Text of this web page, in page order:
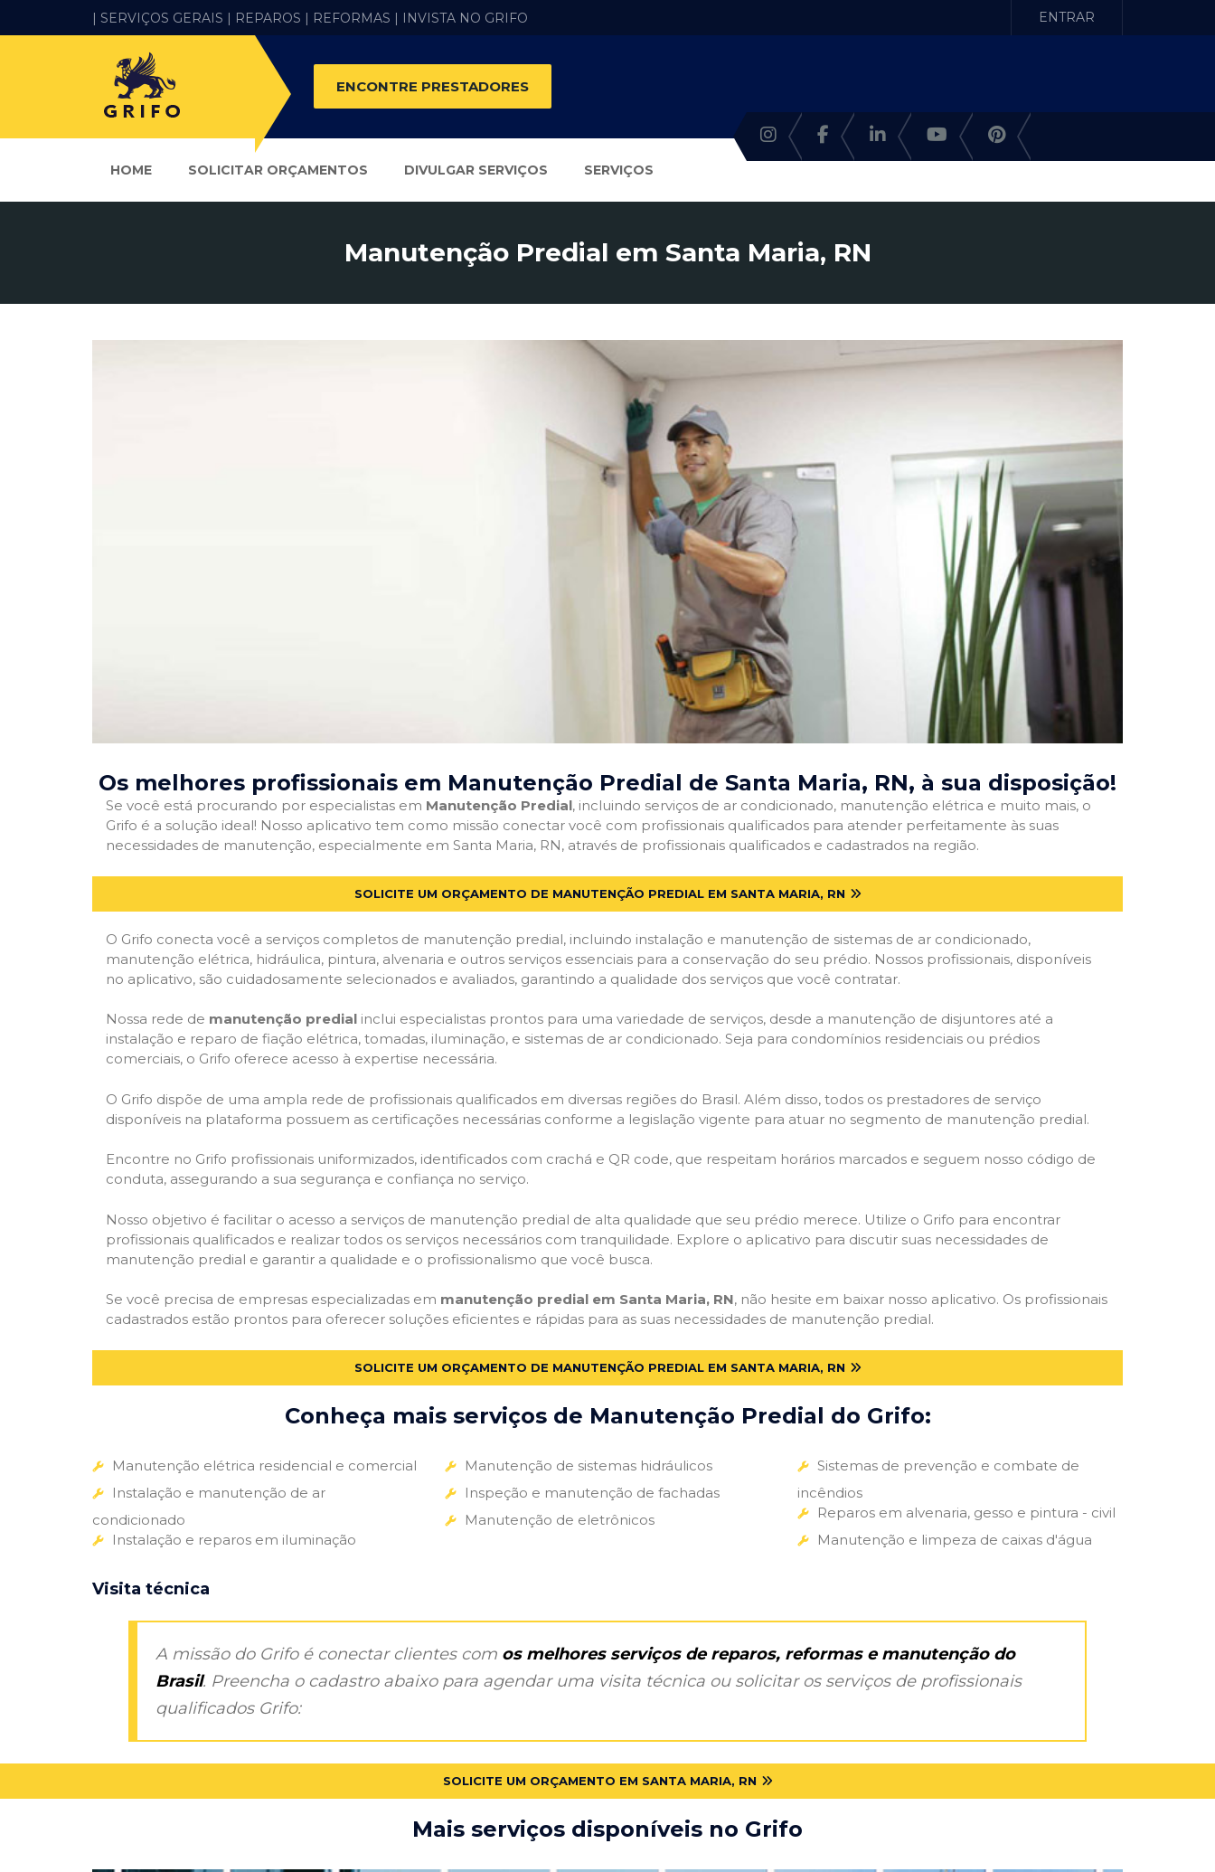
| SERVIÇOS GERAIS | REPAROS | REFORMAS | INVISTA NO GRIFO ENTRAR
ENCONTRE PRESTADORES
HOME SOLICITAR ORÇAMENTOS DIVULGAR SERVIÇOS SERVIÇOS
Manutenção Predial em Santa Maria, RN
Os melhores profissionais em Manutenção Predial de Santa Maria, RN, à sua disposição!
Se você está procurando por especialistas em Manutenção Predial, incluindo serviços de ar condicionado, manutenção elétrica e muito mais, o
Grifo é a solução ideal! Nosso aplicativo tem como missão conectar você com profissionais qualificados para atender perfeitamente às suas
necessidades de manutenção, especialmente em Santa Maria, RN, através de profissionais qualificados e cadastrados na região.
SOLICITE UM ORÇAMENTO DE MANUTENÇÃO PREDIAL EM SANTA MARIA, RN
O Grifo conecta você a serviços completos de manutenção predial, incluindo instalação e manutenção de sistemas de ar condicionado,
manutenção elétrica, hidráulica, pintura, alvenaria e outros serviços essenciais para a conservação do seu prédio. Nossos profissionais, disponíveis
no aplicativo, são cuidadosamente selecionados e avaliados, garantindo a qualidade dos serviços que você contratar.
Nossa rede de manutenção predial inclui especialistas prontos para uma variedade de serviços, desde a manutenção de disjuntores até a
instalação e reparo de fiação elétrica, tomadas, iluminação, e sistemas de ar condicionado. Seja para condomínios residenciais ou prédios
comerciais, o Grifo oferece acesso à expertise necessária.
O Grifo dispõe de uma ampla rede de profissionais qualificados em diversas regiões do Brasil. Além disso, todos os prestadores de serviço
disponíveis na plataforma possuem as certificações necessárias conforme a legislação vigente para atuar no segmento de manutenção predial.
Encontre no Grifo profissionais uniformizados, identificados com crachá e QR code, que respeitam horários marcados e seguem nosso código de
conduta, assegurando a sua segurança e confiança no serviço.
Nosso objetivo é facilitar o acesso a serviços de manutenção predial de alta qualidade que seu prédio merece. Utilize o Grifo para encontrar
profissionais qualificados e realizar todos os serviços necessários com tranquilidade. Explore o aplicativo para discutir suas necessidades de
manutenção predial e garantir a qualidade e o profissionalismo que você busca.
Se você precisa de empresas especializadas em manutenção predial em Santa Maria, RN, não hesite em baixar nosso aplicativo. Os profissionais
cadastrados estão prontos para oferecer soluções eficientes e rápidas para as suas necessidades de manutenção predial.
SOLICITE UM ORÇAMENTO DE MANUTENÇÃO PREDIAL EM SANTA MARIA, RN
Conheça mais serviços de Manutenção Predial do Grifo:
Manutenção elétrica residencial e comercial
Instalação e manutenção de ar
condicionado
Instalação e reparos em iluminação
Manutenção de sistemas hidráulicos
Inspeção e manutenção de fachadas
Manutenção de eletrônicos
Sistemas de prevenção e combate de
incêndios
Reparos em alvenaria, gesso e pintura - civil
Manutenção e limpeza de caixas d'água
Visita técnica
A missão do Grifo é conectar clientes com os melhores serviços de reparos, reformas e manutenção do
Brasil. Preencha o cadastro abaixo para agendar uma visita técnica ou solicitar os serviços de profissionais
qualificados Grifo:
SOLICITE UM ORÇAMENTO EM SANTA MARIA, RN
Mais serviços disponíveis no Grifo